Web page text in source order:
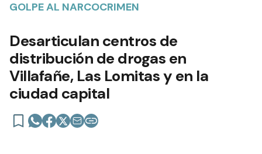
GOLPE AL NARCOCRIMEN
Desarticulan centros de
distribución de drogas en
Villafañe, Las Lomitas y en la